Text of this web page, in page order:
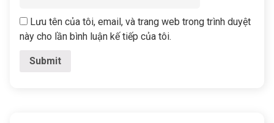
Lưu tên của tôi, email, và trang web trong trình duyệt
này cho lần bình luận kế tiếp của tôi.